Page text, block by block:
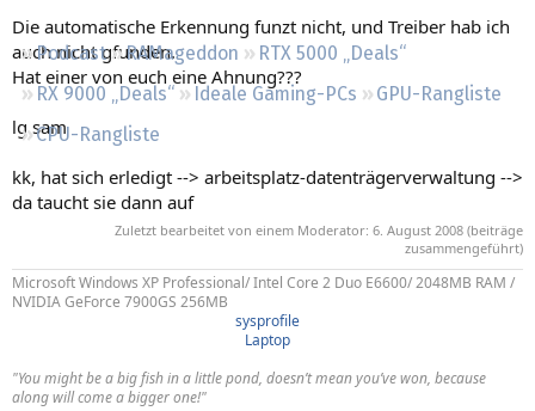
Podcast RAMageddon
RTX 5000 „Deals“
RX 9000 „Deals“
Ideale Gaming-PCs
GPU-Rangliste
CPU-Rangliste
Die automatische Erkennung funzt nicht, und Treiber hab ich
auch nicht gfunden.
Hat einer von euch eine Ahnung???
lg sam
kk, hat sich erledigt --> arbeitsplatz-datenträgerverwaltung -->
da taucht sie dann auf
Zuletzt bearbeitet von einem Moderator: 6. August 2008 (beiträge
zusammengeführt)
Microsoft Windows XP Professional/ Intel Core 2 Duo E6600/ 2048MB RAM /
NVIDIA GeForce 7900GS 256MB
sysprofile
Laptop
"You might be a big fish in a little pond, doesn’t mean you’ve won, because
along will come a bigger one!"